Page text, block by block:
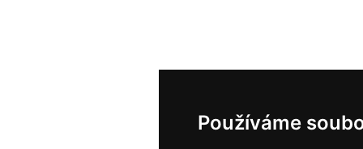
Používáme